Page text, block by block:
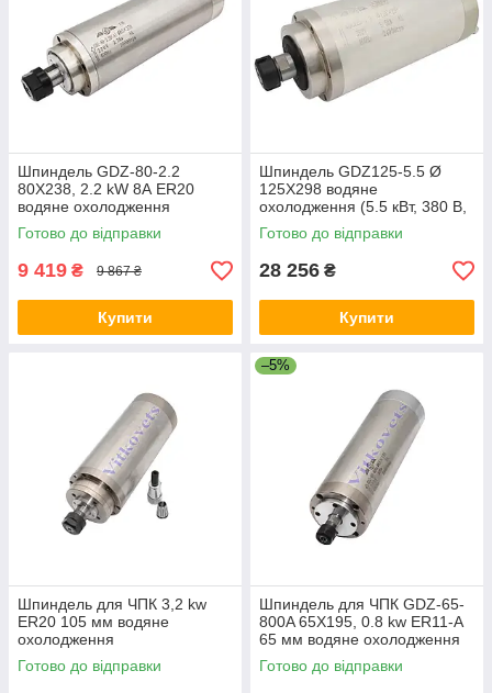
Шпиндель GDZ-80-2.2
80X238, 2.2 kW 8А ER20
водяне охолодження
Готово до відправки
9 419 ₴ 9 867 ₴
Купити
Шпиндель GDZ125-5.5 Ø
125Х298 водяне
охолодження (5.5 кВт, 380 В,
8 А, ER25)
Готово до відправки
28 256 ₴
Купити
Шпиндель для ЧПК 3,2 kw
ER20 105 мм водяне
охолодження
Готово до відправки
–5%
Шпиндель для ЧПК GDZ-65-
800A 65X195, 0.8 kw ER11-A
65 мм водяне охолодження
Готово до відправки